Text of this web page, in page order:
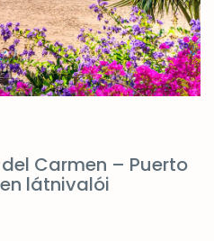
Carmen – Puerto
látnivalói